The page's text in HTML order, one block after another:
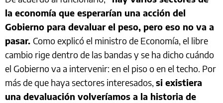
la economía que esperarían una acción del
Gobierno para devaluar el peso, pero eso no va a
pasar. Como explicó el ministro de Economía, el libre
cambio rige dentro de las bandas y se ha dicho cuándo
el Gobierno va a intervenir: en el piso o en el techo. Por
más de que haya sectores interesados, si existiera
una devaluación volveríamos a la historia de